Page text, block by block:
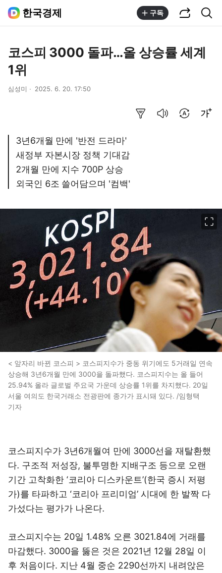
한국경제 구독
코스피 3000 돌파…올 상승률 세계
1위
심성미 2025. 6. 20. 17:50
3년6개월 만에 '반전 드라마'
새정부 자본시장 정책 기대감
2개월 만에 지수 700P 상승
외국인 6조 쓸어담으며 '컴백'
< 앞자리 바뀐 코스피 > 코스피지수가 중동 위기에도 5거래일 연속
상승해 3년6개월 만에 3000을 돌파했다. 코스피지수는 올 들어
25.94% 올라 글로벌 주요국 가운데 상승률 1위를 차지했다. 20일
서울 여의도 한국거래소 전광판에 종가가 표시돼 있다. /임형택
기자
코스피지수가 3년6개월여 만에 3000선을 재탈환했
다. 구조적 저성장, 불투명한 지배구조 등으로 오랜
기간 고착화한 ‘코리아 디스카운트’(한국 증시 저평
가)를 타파하고 ‘코리아 프리미엄’ 시대에 한 발짝 다
가섰다는 평가가 나온다.
코스피지수는 20일 1.48% 오른 3021.84에 거래를
마감했다. 3000을 뚫은 것은 2021년 12월 28일 이
후 처음이다. 지난 4월 중순 2290선까지 내려앉은